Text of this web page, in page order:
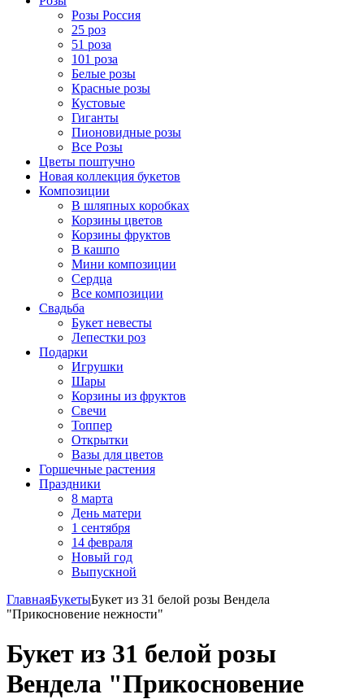
Розы Россия
25 роз
51 роза
101 роза
Белые розы
Красные розы
Кустовые
Гиганты
Пионовидные розы
Все Розы
Цветы поштучно
Новая коллекция букетов
Композиции
В шляпных коробках
Корзины цветов
Корзины фруктов
В кашпо
Мини композиции
Сердца
Все композиции
Свадьба
Букет невесты
Лепестки роз
Подарки
Игрушки
Шары
Корзины из фруктов
Свечи
Топпер
Открытки
Вазы для цветов
Горшечные растения
Праздники
8 марта
День матери
1 сентября
14 февраля
Новый год
Выпускной
ГлавнаяБукетыБукет из 31 белой розы Вендела
"Прикосновение нежности"
Букет из 31 белой розы
Вендела "Прикосновение